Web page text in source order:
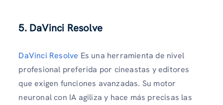
5. DaVinci Resolve
DaVinci Resolve Es una herramienta de nivel
profesional preferida por cineastas y editores
que exigen funciones avanzadas. Su motor
neuronal con IA agiliza y hace más precisas las